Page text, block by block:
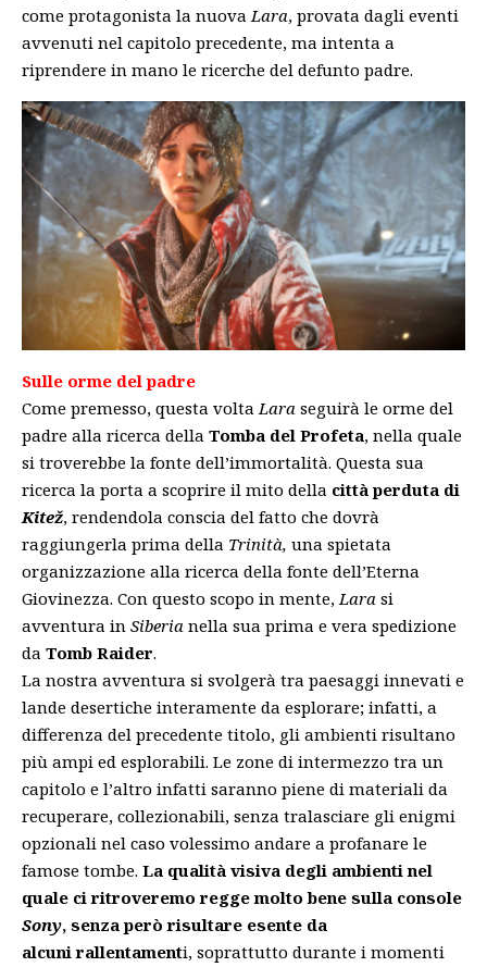
come protagonista la nuova Lara, provata dagli eventi
avvenuti nel capitolo precedente, ma intenta a
riprendere in mano le ricerche del defunto padre.
Sulle orme del padre
Come premesso, questa volta Lara seguirà le orme del
padre alla ricerca della Tomba del Profeta, nella quale
si troverebbe la fonte dell’immortalità. Questa sua
ricerca la porta a scoprire il mito della città perduta di
Kitež, rendendola conscia del fatto che dovrà
raggiungerla prima della Trinità, una spietata
organizzazione alla ricerca della fonte dell’Eterna
Giovinezza. Con questo scopo in mente,Lara si
avventura in Siberia nella sua prima e vera spedizione
da Tomb Raider.
La nostra avventura si svolgerà tra paesaggi innevati e
lande desertiche interamente da esplorare; infatti, a
differenza del precedente titolo, gli ambienti risultano
più ampi ed esplorabili. Le zone di intermezzo tra un
capitolo e l’altro infatti saranno piene di materiali da
recuperare, collezionabili, senza tralasciare gli enigmi
opzionali nel caso volessimo andare a profanare le
famose tombe. La qualità visiva degli ambienti nel
quale ci ritroveremo regge molto bene sulla console
Sony, senza però risultare esente da
alcuni rallentamenti, soprattutto durante i momenti